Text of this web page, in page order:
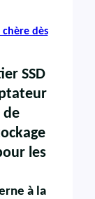
dès
SSD
de
les
à la